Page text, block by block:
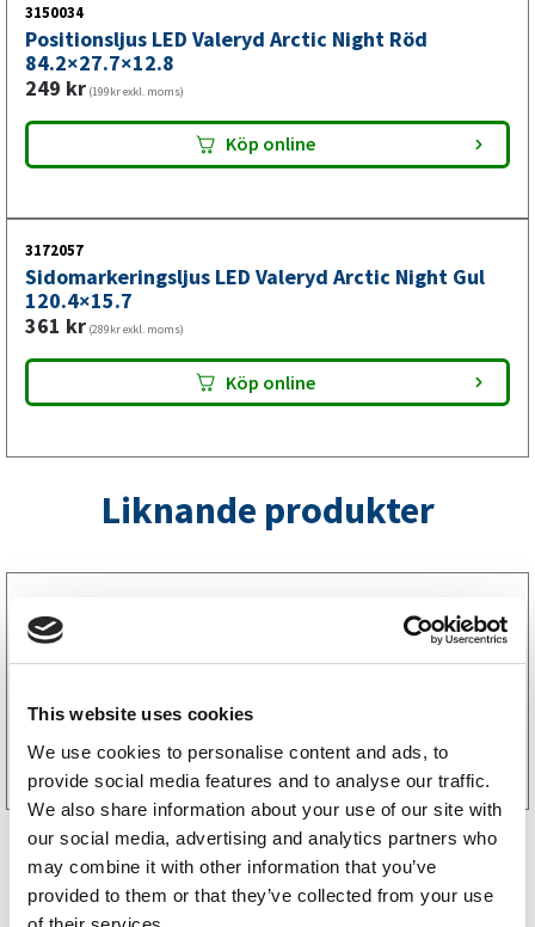
This website uses cookies
We use cookies to personalise content and ads, to
provide social media features and to analyse our traffic.
We also share information about your use of our site with
our social media, advertising and analytics partners who
may combine it with other information that you’ve
provided to them or that they’ve collected from your use
3150034
Positionsljus LED Valeryd Arctic Night Röd
84.2×27.7×12.8
249 kr (199kr exkl. moms)
Köp online
3172057
Sidomarkeringsljus LED Valeryd Arctic Night Gul
120.4×15.7
361 kr (289kr exkl. moms)
Köp online
Liknande produkter
Rak gummihållare för Aspöck Flexipoint